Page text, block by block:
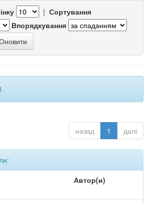
| Сортування
Впорядкування
назад 1 далі
Автор(и)